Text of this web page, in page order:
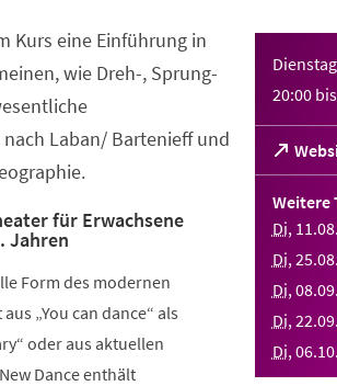
20:00 bis
(Öffnet
in
einem
neuen
Tab)
Weitere
Di, 11.08.
Di,25.08.
Di,08.09.
Di,22.09.
Di,06.10.
Kurs eine Einführung in
wie Dreh-, Sprung-
Laban/ Bartenieff und
für Erwachsene
Jahren
Form des modernen
„You can dance“ als
oder aus aktuellen
Dance enthält